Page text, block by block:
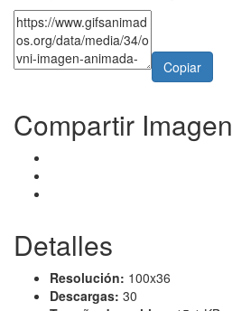
Copiar
Compartir Imagen
Detalles
Resolución: 100x36
Descargas: 30